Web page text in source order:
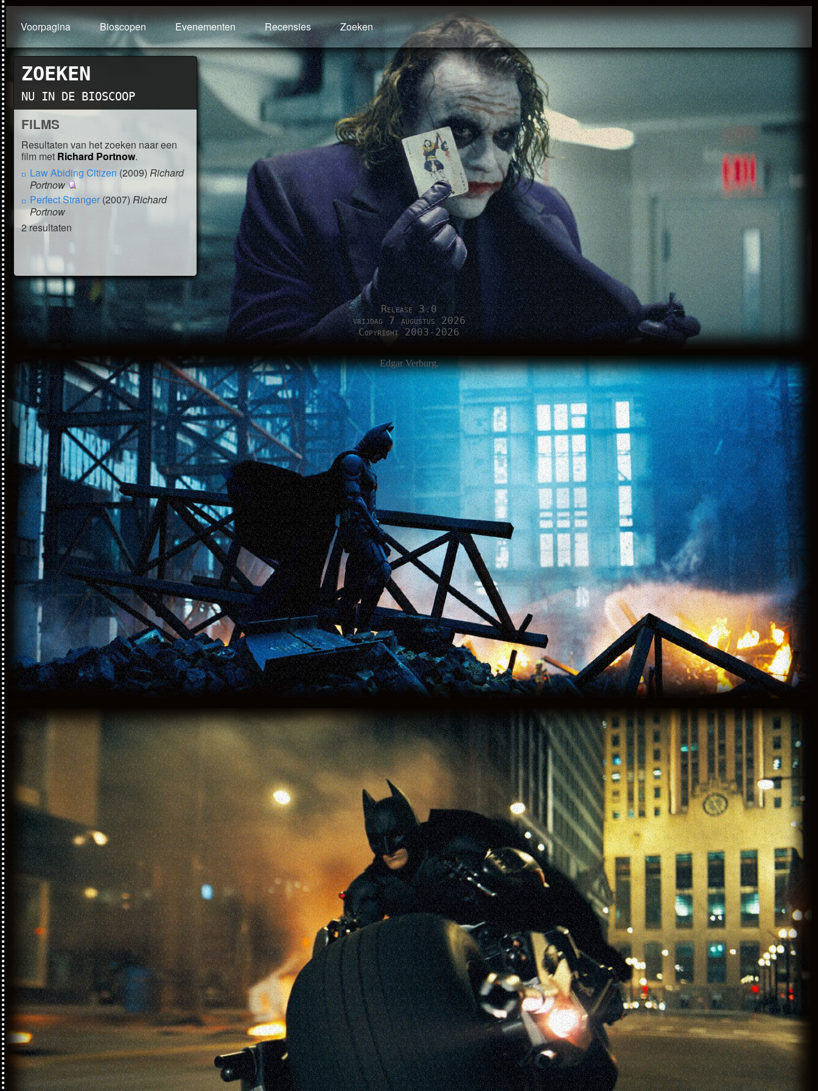
Voorpagina Bioscopen Evenementen Recensies Zoeken
ZOEKEN
NU IN DE BIOSCOOP
FILMS
Resultaten van het zoeken naar een
film met Richard Portnow.
Law Abiding Citizen (2009) Richard
Portnow
Perfect Stranger (2007) Richard
Portnow
2 resultaten
Release 3.0
vrijdag 7 augustus 2026
Copyright 2003-2026
Edgar Verburg.